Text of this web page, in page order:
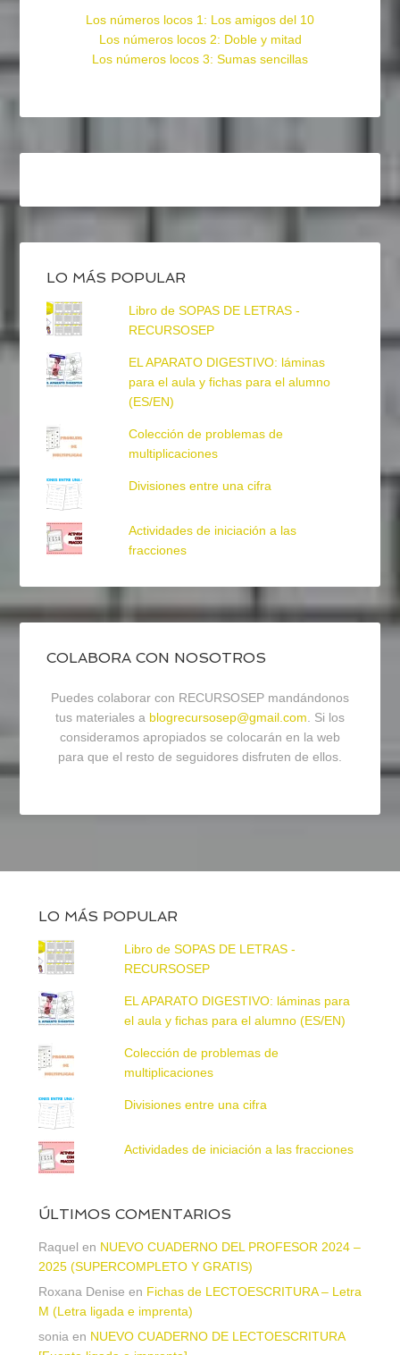
Los números locos 1: Los amigos del 10
Los números locos 2: Doble y mitad
Los números locos 3: Sumas sencillas
LO MÁS POPULAR
Libro de SOPAS DE LETRAS -
RECURSOSEP
EL APARATO DIGESTIVO: láminas
para el aula y fichas para el alumno
(ES/EN)
Colección de problemas de
multiplicaciones
Divisiones entre una cifra
Actividades de iniciación a las
fracciones
COLABORA CON NOSOTROS
Puedes colaborar con RECURSOSEP mandándonos
tus materiales a blogrecursosep@gmail.com. Si los
consideramos apropiados se colocarán en la web
para que el resto de seguidores disfruten de ellos.
LO MÁS POPULAR
Libro de SOPAS DE LETRAS -
RECURSOSEP
EL APARATO DIGESTIVO: láminas para
el aula y fichas para el alumno (ES/EN)
Colección de problemas de
multiplicaciones
Divisiones entre una cifra
Actividades de iniciación a las fracciones
ÚLTIMOS COMENTARIOS
Raquel en NUEVO CUADERNO DEL PROFESOR 2024 –
2025 (SUPERCOMPLETO Y GRATIS)
Roxana Denise en Fichas de LECTOESCRITURA – Letra
M (Letra ligada e imprenta)
sonia en NUEVO CUADERNO DE LECTOESCRITURA